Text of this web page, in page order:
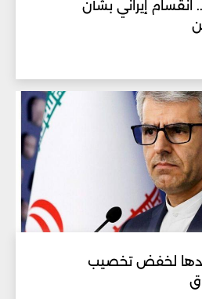
انقسام إيراني بشأن
لخفض تخصيب